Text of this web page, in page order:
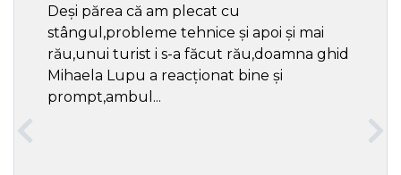
Deși părea că am plecat cu
stângul,probleme tehnice și apoi și mai
rău,unui turist i s-a făcut rău,doamna ghid
Mihaela Lupu a reacționat bine și
prompt,ambul...